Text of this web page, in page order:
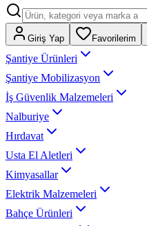
Giriş Yap Favorilerim
Şantiye Ürünleri
Şantiye Mobilizasyon
İş Güvenlik Malzemeleri
Nalburiye
Hırdavat
Usta El Aletleri
Kimyasallar
Elektrik Malzemeleri
Bahçe Ürünleri